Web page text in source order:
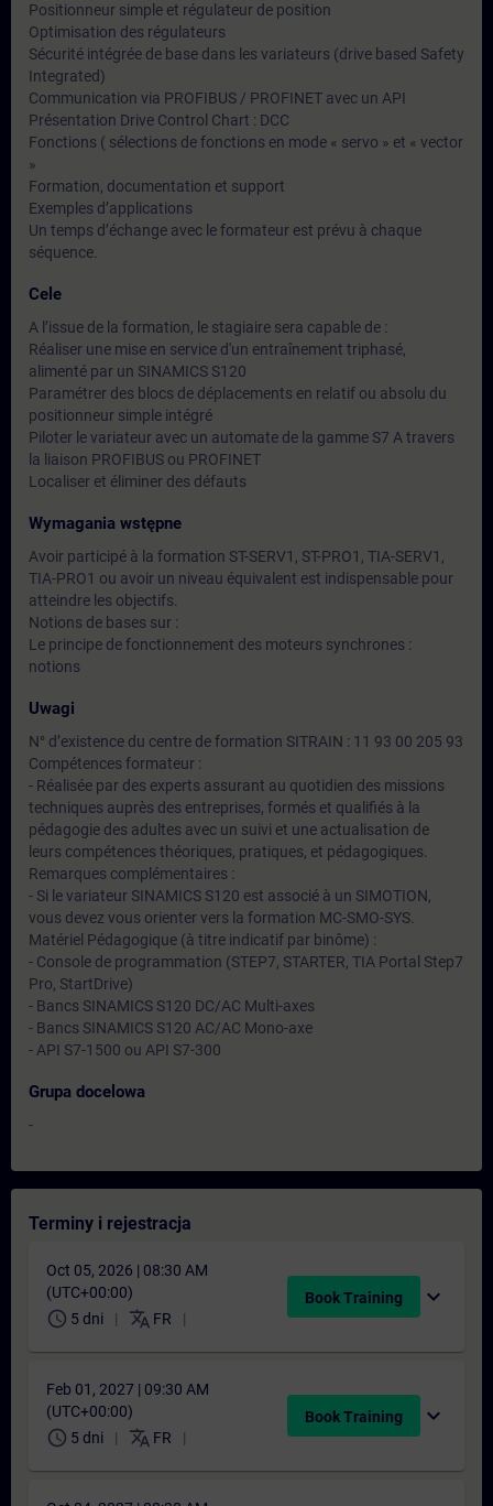
Positionneur simple et régulateur de position
Optimisation des régulateurs
Sécurité intégrée de base dans les variateurs (drive based Safety
Integrated)
Communication via PROFIBUS / PROFINET avec un API
Présentation Drive Control Chart : DCC
Fonctions ( sélections de fonctions en mode « servo » et « vector
»
Formation, documentation et support
Exemples d’applications
Un temps d’échange avec le formateur est prévu à chaque
séquence.
Cele
A l’issue de la formation, le stagiaire sera capable de :
Réaliser une mise en service d'un entraînement triphasé,
alimenté par un SINAMICS S120
Paramétrer des blocs de déplacements en relatif ou absolu du
positionneur simple intégré
Piloter le variateur avec un automate de la gamme S7 A travers
la liaison PROFIBUS ou PROFINET
Localiser et éliminer des défauts
Wymagania wstępne
Avoir participé à la formation ST-SERV1, ST-PRO1, TIA-SERV1,
TIA-PRO1 ou avoir un niveau équivalent est indispensable pour
atteindre les objectifs.
Notions de bases sur :
Le principe de fonctionnement des moteurs synchrones :
notions
Uwagi
N° d’existence du centre de formation SITRAIN : 11 93 00 205 93
Compétences formateur :
- Réalisée par des experts assurant au quotidien des missions
techniques auprès des entreprises, formés et qualifiés à la
pédagogie des adultes avec un suivi et une actualisation de
leurs compétences théoriques, pratiques, et pédagogiques.
Remarques complémentaires :
- Si le variateur SINAMICS S120 est associé à un SIMOTION,
vous devez vous orienter vers la formation MC-SMO-SYS.
Matériel Pédagogique (à titre indicatif par binôme) :
- Console de programmation (STEP7, STARTER, TIA Portal Step7
Pro, StartDrive)
- Bancs SINAMICS S120 DC/AC Multi-axes
- Bancs SINAMICS S120 AC/AC Mono-axe
- API S7-1500 ou API S7-300
Grupa docelowa
-
Terminy i rejestracja
Oct 05, 2026 | 08:30 AM
(UTC+00:00)
schedule 5 dni translate FR
Book Training expand_more
Feb 01, 2027 | 09:30 AM
(UTC+00:00)
schedule 5 dni translate FR
Book Training expand_more